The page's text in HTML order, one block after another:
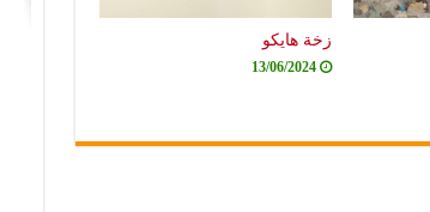
زخة هايكو
13/06/2024